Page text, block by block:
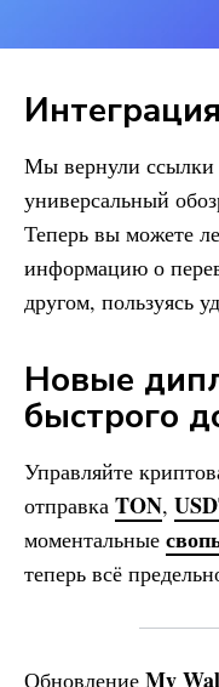
Мы вернули ссылки
универсальный
Теперь вы можете
информацию о
другом, пользуясь
Новые
быстрого
Управляйте
отправка TON,
моментальные
теперь всё
Обновление My